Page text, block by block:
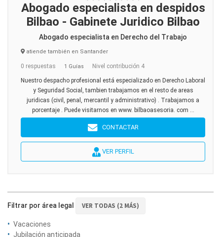
Abogado especialista en despidos
Bilbao - Gabinete Juridico Bilbao
Abogado especialista en Derecho del Trabajo
atiende también en Santander
0 respuestas 1 Guías Nivel contribución 4
Nuestro despacho profesional está especializado en Derecho Laboral
y Seguridad Social, tambien trabajamos en el resto de areas
juridicas (civil, penal, mercantil y administrativo) . Trabajamos a
porcentaje . Puede visitarnos en www. bilbaoasesoria. com ...
CONTACTAR
VER PERFIL
Filtrar por área legal VER TODAS (2 MÁS)
Vacaciones
Jubilación anticipada